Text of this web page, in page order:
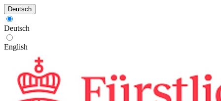
Deutsch
Deutsch
English